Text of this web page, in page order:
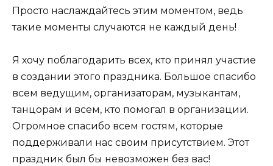
Просто наслаждайтесь этим моментом, ведь
такие моменты случаются не каждый день!
Я хочу поблагодарить всех, кто принял участие
в создании этого праздника. Большое спасибо
всем ведущим, организаторам, музыкантам,
танцорам и всем, кто помогал в организации.
Огромное спасибо всем гостям, которые
поддерживали нас своим присутствием. Этот
праздник был бы невозможен без вас!